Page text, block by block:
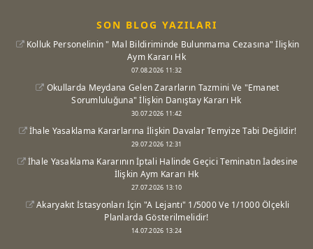
SON BLOG YAZILARI
Kolluk Personelinin " Mal Bildiriminde Bulunmama Cezasına" İlişkin
Aym Kararı Hk
07.08.2026 11:32
Okullarda Meydana Gelen Zararların Tazmini Ve "Emanet
Sorumluluğuna" İlişkin Danıştay Kararı Hk
30.07.2026 11:42
İhale Yasaklama Kararlarına İlişkin Davalar Temyize Tabi Değildir!
29.07.2026 12:31
İhale Yasaklama Kararının İptali Halinde Geçici Teminatın İadesine
İlişkin Aym Kararı Hk
27.07.2026 13:10
Akaryakıt İstasyonları İçin "A Lejantı" 1/5000 Ve 1/1000 Ölçekli
Planlarda Gösterilmelidir!
14.07.2026 13:24